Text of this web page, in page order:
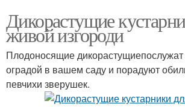
Дикорастущие
живой изгороди
Плодоносящие дикорастущиепослужат
оградой в вашем саду и порадуют
певчихи зверушек.